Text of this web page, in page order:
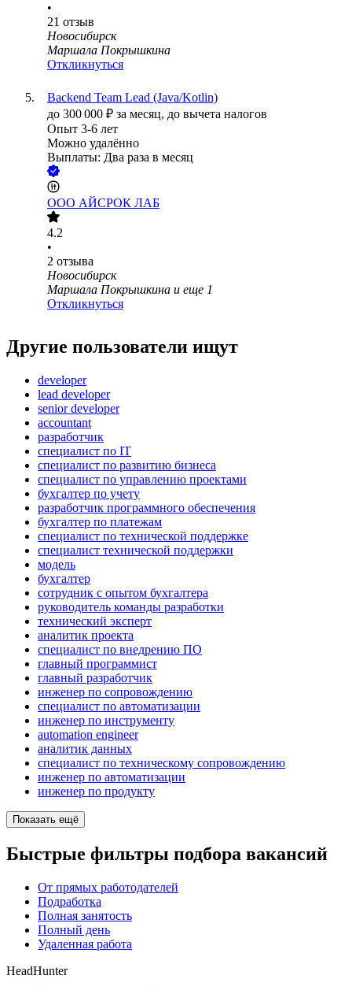
•
21 отзыв
Новосибирск
Маршала Покрышкина
Откликнуться
Backend Team Lead (Java/Kotlin)
до 300 000 ₽ за месяц, до вычета налогов
Опыт 3-6 лет
Можно удалённо
Выплаты: Два раза в месяц
ООО АЙСРОК ЛАБ
4.2
•
2 отзыва
Новосибирск
Маршала Покрышкина и еще 1
Откликнуться
Другие пользователи ищут
developer
lead developer
senior developer
accountant
разработчик
специалист по IT
специалист по развитию бизнеса
специалист по управлению проектами
бухгалтер по учету
разработчик программного обеспечения
бухгалтер по платежам
специалист по технической поддержке
специалист технической поддержки
модель
бухгалтер
сотрудник с опытом бухгалтера
руководитель команды разработки
технический эксперт
аналитик проекта
специалист по внедрению ПО
главный программист
главный разработчик
инженер по сопровождению
специалист по автоматизации
инженер по инструменту
automation engineer
аналитик данных
специалист по техническому сопровождению
инженер по автоматизации
инженер по продукту
Показать ещё
Быстрые фильтры подбора вакансий
От прямых работодателей
Подработка
Полная занятость
Полный день
Удаленная работа
HeadHunter